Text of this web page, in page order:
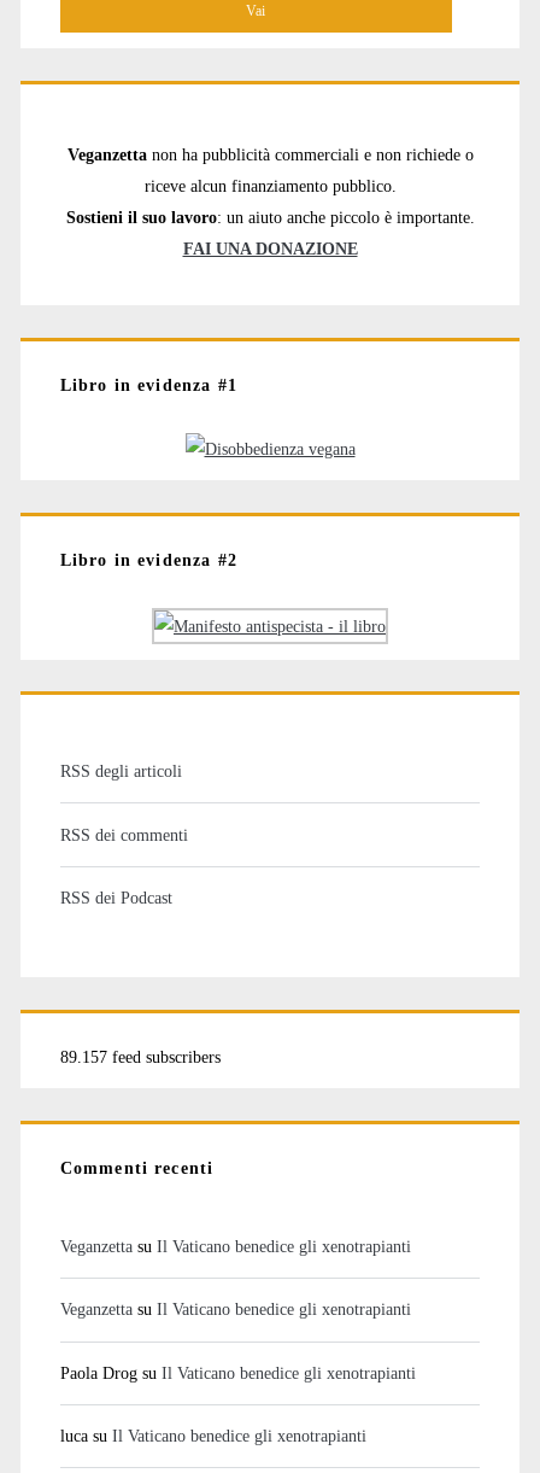
Veganzetta non ha pubblicità commerciali e non richiede o
riceve alcun finanziamento pubblico.
Sostieni il suo lavoro: un aiuto anche piccolo è importante.
FAI UNA DONAZIONE
Libro in evidenza #1
Libro in evidenza #2
RSS degli articoli
RSS dei commenti
RSS dei Podcast
89.157 feed subscribers
Commenti recenti
Veganzettasu Il Vaticano benedice gli xenotrapianti
Veganzettasu Il Vaticano benedice gli xenotrapianti
Paola Drogsu Il Vaticano benedice gli xenotrapianti
lucasu Il Vaticano benedice gli xenotrapianti